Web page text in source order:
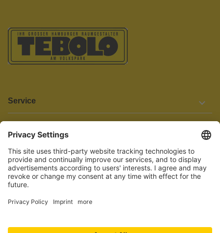
Service
Informationen
Barrierefreiheit
Wir bemühen uns, unsere Website barrierefrei zu gestalten.
Einige Inhalte und Funktionen sind derzeit jedoch noch nicht
vollständig zugänglich. Wenn Sie auf Barrieren stoßen oder Hilfe
benötigen, kontaktieren Sie uns bitte unter service[at]knutzen.de.
Vertrag widerrufen
© 2026 TEBOLO